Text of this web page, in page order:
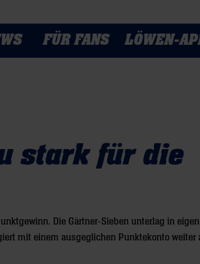
FÜR FANS LÖWEN-
stark für die
Die Gärtner-Sieben unterlag in
mit einem ausgeglichen Punktekonto weiter